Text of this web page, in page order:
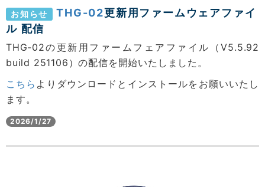
お知らせ THG-02更新用ファームウェアファイ
ル 配信
THG-02の更新用ファームフェアファイル（V5.5.92
build 251106）の配信を開始いたしました。
こちら よりダウンロードとインストールをお願いいたし
ます。
2026/1/27